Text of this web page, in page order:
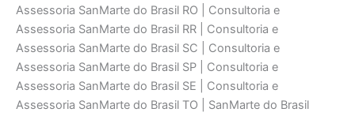
Assessoria SanMarte do Brasil RO | Consultoria e
Assessoria SanMarte do Brasil RR | Consultoria e
Assessoria SanMarte do Brasil SC | Consultoria e
Assessoria SanMarte do Brasil SP | Consultoria e
Assessoria SanMarte do Brasil SE | Consultoria e
Assessoria SanMarte do Brasil TO | SanMarte do Brasil